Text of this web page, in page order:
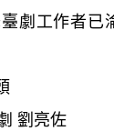
劇工作者已
劉亮佐